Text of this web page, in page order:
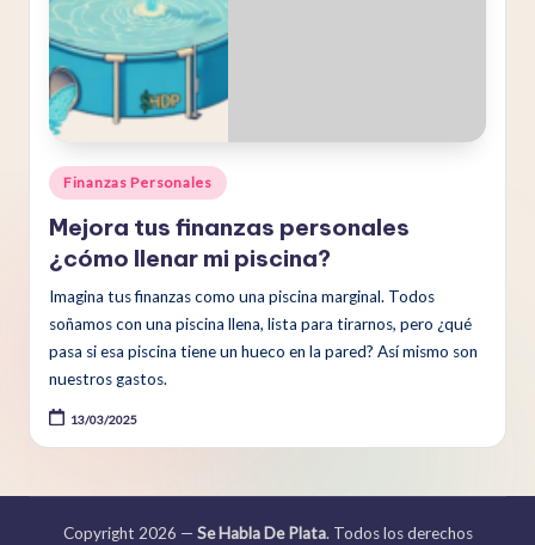
Publicado
en
Finanzas Personales
Mejora tus finanzas personales
¿cómo llenar mi piscina?
Imagina tus finanzas como una piscina marginal. Todos
soñamos con una piscina llena, lista para tirarnos, pero ¿qué
pasa si esa piscina tiene un hueco en la pared? Así mismo son
nuestros gastos.
13/03/2025
Copyright 2026 — Se Habla De Plata. Todos los derechos